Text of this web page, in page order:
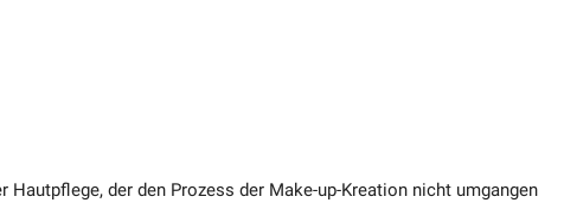
Hautpflege, der den Prozess der Make-up-Kreation nicht umgangen